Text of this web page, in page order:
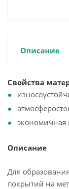
Описание
Свойства
экономичная
Описание
Для
покрытий на